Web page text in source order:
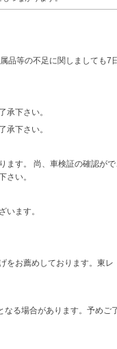
等の不足に関しましても7
承下さい。
承下さい。
す。 尚、車検証の確認が
さい。
います。
をお薦めしております。東
る場合があります。予めご